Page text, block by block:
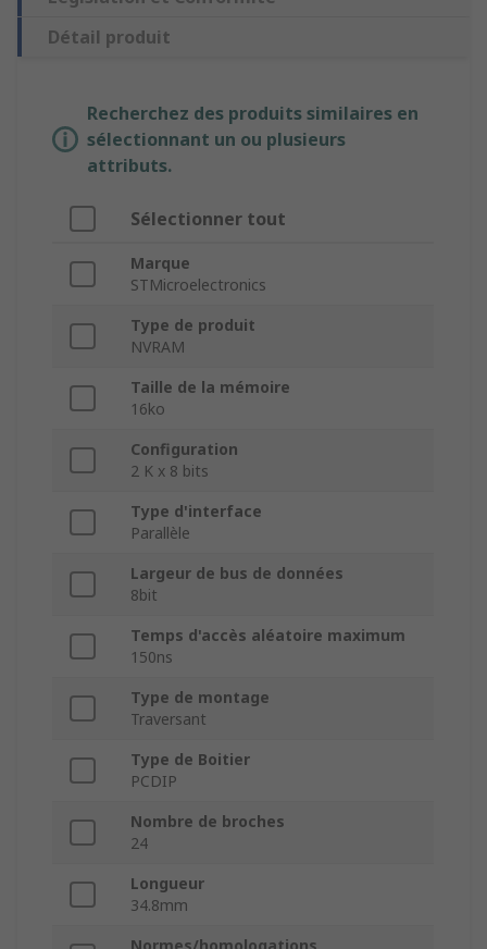
Détail produit
Recherchez des produits similaires en
sélectionnant un ou plusieurs
attributs.
Sélectionner tout
Marque
STMicroelectronics
Type de produit
NVRAM
Taille de la mémoire
16ko
Configuration
2 K x 8 bits
Type d'interface
Parallèle
Largeur de bus de données
8bit
Temps d'accès aléatoire maximum
150ns
Type de montage
Traversant
Type de Boitier
PCDIP
Nombre de broches
24
Longueur
34.8mm